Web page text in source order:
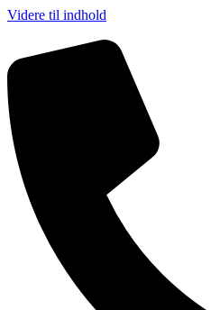
Videre til indhold